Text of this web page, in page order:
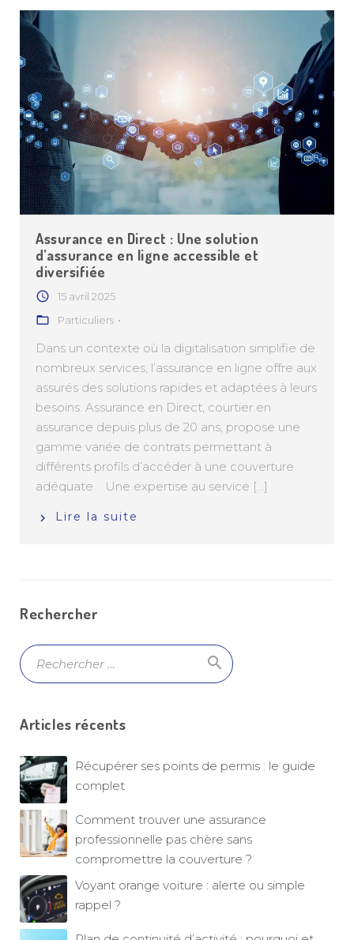
Assurance en Direct : Une solution
d’assurance en ligne accessible et
diversifiée
15 avril 2025
Particuliers
Dans un contexte où la digitalisation simplifie de
nombreux services, l’assurance en ligne offre aux
assurés des solutions rapides et adaptées à leurs
besoins. Assurance en Direct, courtier en
assurance depuis plus de 20 ans, propose une
gamme variée de contrats permettant à
différents profils d’accéder à une couverture
adéquate. Une expertise au service […]
Lire la suite
Rechercher
search
Ok
Articles récents
Récupérer ses points de permis : le guide
complet
Comment trouver une assurance
professionnelle pas chère sans
compromettre la couverture ?
Voyant orange voiture : alerte ou simple
rappel ?